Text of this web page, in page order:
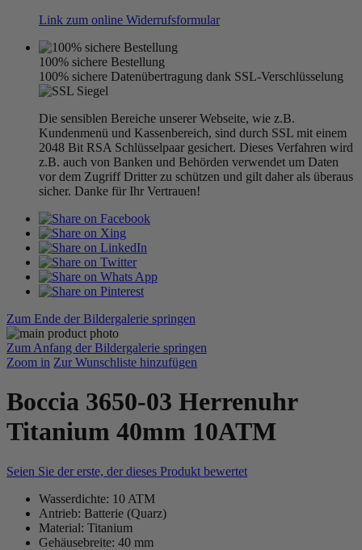
Link zum online Widerrufsformular
100% sichere Bestellung
100% sichere Datenübertragung dank SSL-Verschlüsselung
Die sensiblen Bereiche unserer Webseite, wie z.B.
Kundenmenü und Kassenbereich, sind durch SSL mit einem
2048 Bit RSA Schlüsselpaar gesichert. Dieses Verfahren wird
z.B. auch von Banken und Behörden verwendet um Daten
vor dem Zugriff Dritter zu schützen und gilt daher als überaus
sicher. Danke für Ihr Vertrauen!
Zum Ende der Bildergalerie springen
Zum Anfang der Bildergalerie springen
Zoom in Zur Wunschliste hinzufügen
Boccia 3650-03 Herrenuhr
Titanium 40mm 10ATM
Seien Sie der erste, der dieses Produkt bewertet
Wasserdichte: 10 ATM
Antrieb: Batterie (Quarz)
Material: Titanium
Gehäusebreite: 40 mm